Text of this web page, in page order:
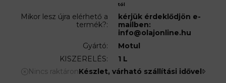
tól
Mikor lesz újra elérhető a
termék?:
kérjük érdeklődjön e-
mailben:
info@olajonline.hu
Gyártó:
Motul
KISZERELÉS:
1 L
Nincs raktáronKészlet, várható szállítási idővel